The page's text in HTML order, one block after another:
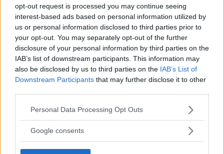
opt-out request is processed you may continue seeing
interest-based ads based on personal information utilized by
us or personal information disclosed to third parties prior to
your opt-out. You may separately opt-out of the further
disclosure of your personal information by third parties on the
IAB’s list of downstream participants. This information may
also be disclosed by us to third parties on the IAB’s List of
Downstream Participants that may further disclose it to other
Please note that this website/app uses one or more Google
not limited to your visit or usage behaviour. You may click to
use your data for below specified purposes in below Google
Personal Data Processing Opt Outs
Google consents
återkallelser?
MISSA INTE KOMMANDE ARTIKLAR OM
TAKATA-SKANDALEN
Få vårt nyhetsbrev utan kostnad
Genom att anmäla dig godkänner du OK-förlagets